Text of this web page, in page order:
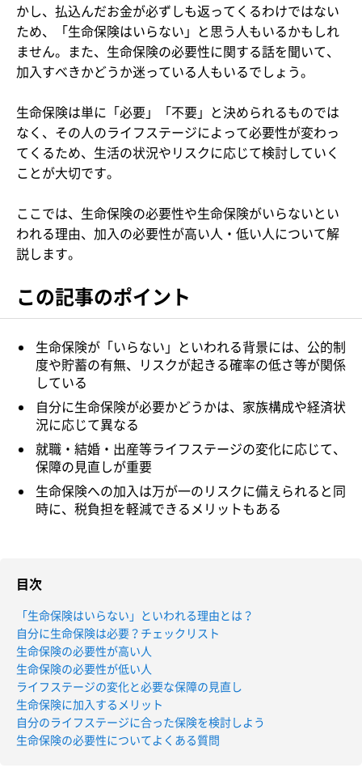
かし、払込んだお金が必ずしも返ってくるわけではない
ため、「生命保険はいらない」と思う人もいるかもしれ
ません。また、生命保険の必要性に関する話を聞いて、
加入すべきかどうか迷っている人もいるでしょう。
生命保険は単に「必要」「不要」と決められるものでは
なく、その人のライフステージによって必要性が変わっ
てくるため、生活の状況やリスクに応じて検討していく
ことが大切です。
ここでは、生命保険の必要性や生命保険がいらないとい
われる理由、加入の必要性が高い人・低い人について解
説します。
この記事のポイント
生命保険が「いらない」といわれる背景には、公的制
度や貯蓄の有無、リスクが起きる確率の低さ等が関係
している
自分に生命保険が必要かどうかは、家族構成や経済状
況に応じて異なる
就職・結婚・出産等ライフステージの変化に応じて、
保障の見直しが重要
生命保険への加入は万が一のリスクに備えられると同
時に、税負担を軽減できるメリットもある
目次
「生命保険はいらない」といわれる理由とは？
自分に生命保険は必要？チェックリスト
生命保険の必要性が高い人
生命保険の必要性が低い人
ライフステージの変化と必要な保障の見直し
生命保険に加入するメリット
自分のライフステージに合った保険を検討しよう
生命保険の必要性についてよくある質問